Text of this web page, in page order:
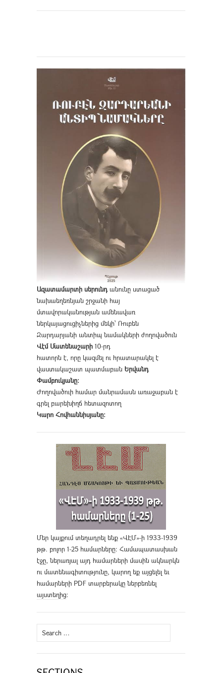
Ազատամարտի սերունդանունը ստացած
նախաեղեռնյան շրջանի հայ
մտավորականության ամենավառ
ներկայացուցիչներից մեկի՝ Ռուբեն
Զարդարյանի անտիպ նամակների ժողովածուն
Վէմ Մատենաշարի 10-րդ
հատորն է, որը կազմել ու հրատարակել է
վաստակաշատ պատմաբան Երվանդ
Փամբուկյանը։
Ժողովածուի համար մանրամասն առաջաբան է
գրել բարեխիղճ հետազոտող
Կարո Հովհաննիսյանը։
Մեր կայքում տեղադրել ենք «ՎԷՄ»-ի 1933-1939
թթ. բոլոր 1-25 համարները։ Համապատասխան
էջը, ներառյալ այդ համարների մասին ակնարկն
ու մատենագիտությունը, կարող եք այցելել եւ
համարների PDF տարբերակը ներբեռնել
այստեղից։
Search
for: